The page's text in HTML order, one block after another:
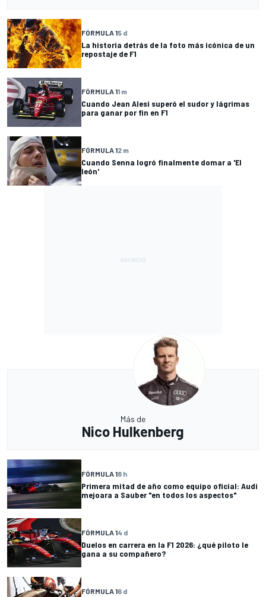
FÓRMULA 15 d
La historia detrás de la foto más icónica de un
repostaje de F1
FÓRMULA 11 m
Cuando Jean Alesi superó el sudor y lágrimas
para ganar por fin en F1
FÓRMULA 12 m
Cuando Senna logró finalmente domar a 'El
león'
Más de
Nico Hulkenberg
FÓRMULA 18 h
Primera mitad de año como equipo oficial: Audi
mejoara a Sauber "en todos los aspectos"
FÓRMULA 14 d
Duelos en carrera en la F1 2026: ¿qué piloto le
gana a su compañero?
FÓRMULA 16 d